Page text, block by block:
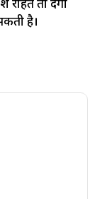
राहत तो देगी
है।